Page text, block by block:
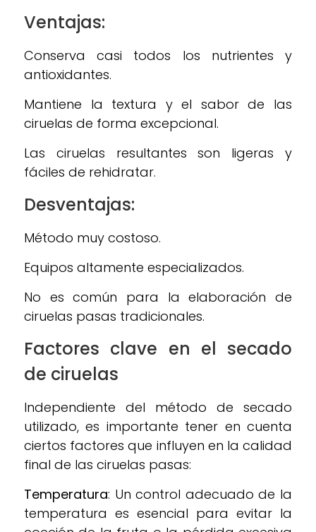
Ventajas:
Conserva casi todos los nutrientes y
antioxidantes.
Mantiene la textura y el sabor de las
ciruelas de forma excepcional.
Las ciruelas resultantes son ligeras y
fáciles de rehidratar.
Desventajas:
Método muy costoso.
Equipos altamente especializados.
No es común para la elaboración de
ciruelas pasas tradicionales.
Factores clave en el secado
de ciruelas
Independiente del método de secado
utilizado, es importante tener en cuenta
ciertos factores que influyen en la calidad
final de las ciruelas pasas:
Temperatura: Un control adecuado de la
temperatura es esencial para evitar la